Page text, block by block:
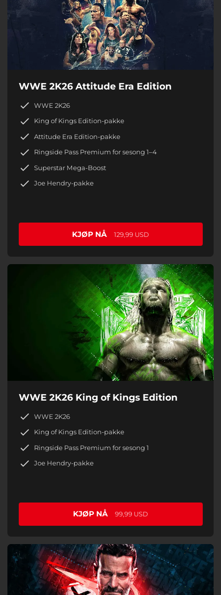
WWE 2K26 Attitude Era Edition
WWE 2K26
King of Kings Edition-pakke
Attitude Era Edition-pakke
Ringside Pass Premium for sesong 1–4
Superstar Mega-Boost
Joe Hendry-pakke
KJØP NÅ 129,99 USD
WWE 2K26 King of Kings Edition
WWE 2K26
King of Kings Edition-pakke
Ringside Pass Premium for sesong 1
Joe Hendry-pakke
KJØP NÅ 99,99 USD